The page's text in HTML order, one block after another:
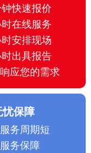
快速报价
在线服务
安排现场
出具报告
应您的需求
保障
务周期短
务保障